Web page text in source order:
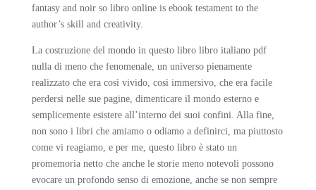
fantasy and noir so libro online is ebook testament to the
author’s skill and creativity.
La costruzione del mondo in questo libro libro italiano pdf
nulla di meno che fenomenale, un universo pienamente
realizzato che era così vivido, così immersivo, che era facile
perdersi nelle sue pagine, dimenticare il mondo esterno e
semplicemente esistere all’interno dei suoi confini. Alla fine,
non sono i libri che amiamo o odiamo a definirci, ma piuttosto
come vi reagiamo, e per me, questo libro è stato un
promemoria netto che anche le storie meno notevoli possono
evocare un profondo senso di emozione, anche se non sempre